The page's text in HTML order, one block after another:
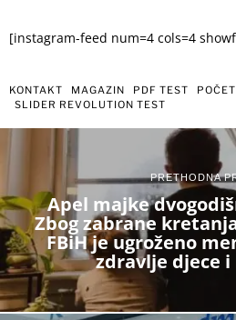
[instagram-feed num=4 cols=4
KONTAKT MAGAZIN PDF TEST
SLIDER REVOLUTION TEST
PRETHODNA
Apel majke
Zbog zabrane
FBiH je ugroženo
zdravlje djece